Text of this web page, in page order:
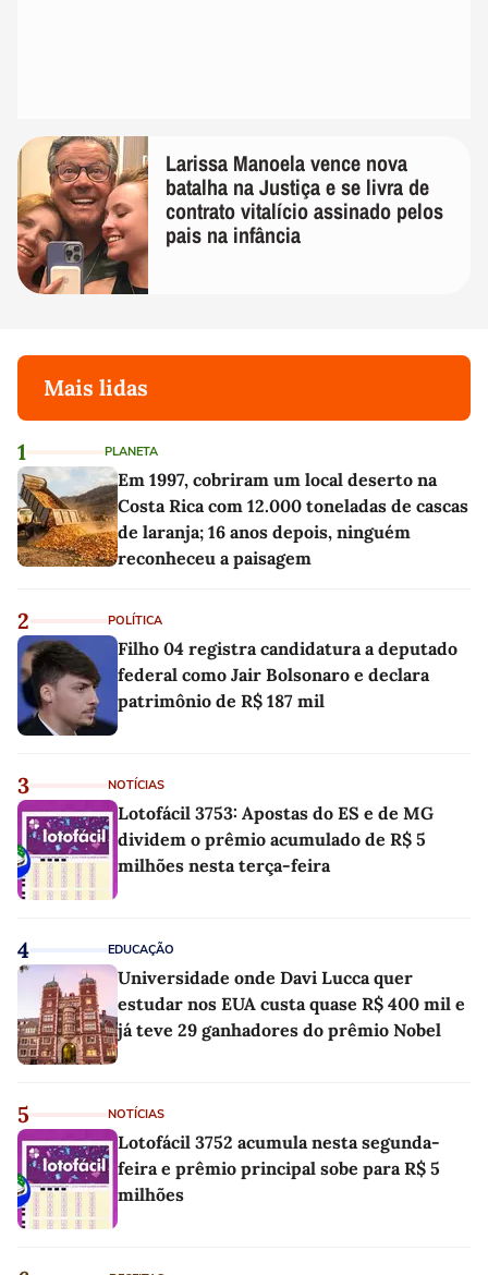
Larissa Manoela vence nova
batalha na Justiça e se livra de
contrato vitalício assinado pelos
pais na infância
Mais lidas
1 PLANETA
Em 1997, cobriram um local deserto na
Costa Rica com 12.000 toneladas de cascas
de laranja; 16 anos depois, ninguém
reconheceu a paisagem
2 POLÍTICA
Filho 04 registra candidatura a deputado
federal como Jair Bolsonaro e declara
patrimônio de R$ 187 mil
3 NOTÍCIAS
Lotofácil 3753: Apostas do ES e de MG
dividem o prêmio acumulado de R$ 5
milhões nesta terça-feira
4 EDUCAÇÃO
Universidade onde Davi Lucca quer
estudar nos EUA custa quase R$ 400 mil e
já teve 29 ganhadores do prêmio Nobel
5 NOTÍCIAS
Lotofácil 3752 acumula nesta segunda-
feira e prêmio principal sobe para R$ 5
milhões